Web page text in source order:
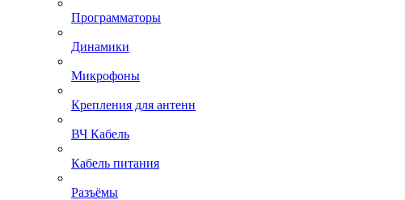
Программаторы
Динамики
Микрофоны
Крепления для антенн
ВЧ Кабель
Кабель питания
Разъёмы